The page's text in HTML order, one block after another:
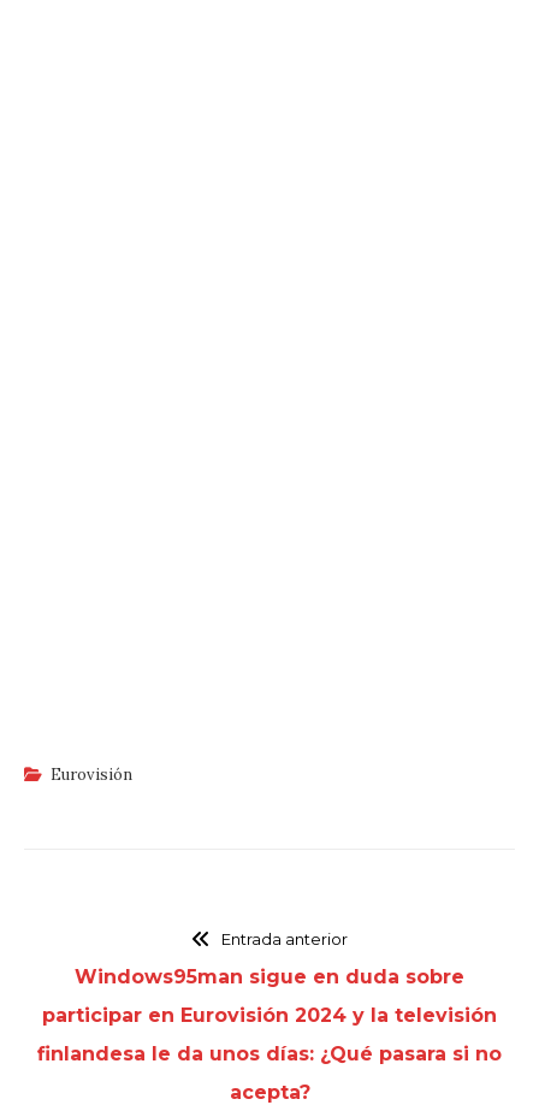
Eurovisión
Entrada anterior
Windows95man sigue en duda sobre
participar en Eurovisión 2024 y la televisión
finlandesa le da unos días: ¿Qué pasara si no
acepta?